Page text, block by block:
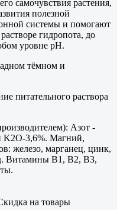
самочувствия растения,
полезной
системы и помогают
гидропота, до
уровне pH.
тёмном и
питательного раствора
Азот -
K2O-3,6%. Магний,
железо, марганец, цинк,
Витамины B1, B2, B3,
на товары